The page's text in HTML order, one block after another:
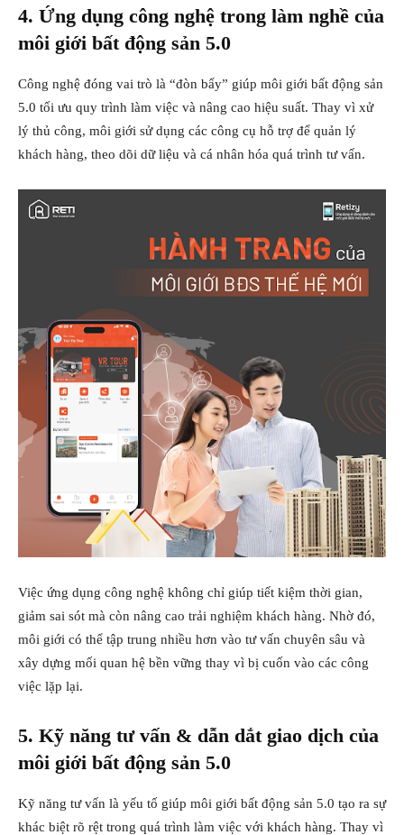
4. Ứng dụng công nghệ trong làm nghề của
môi giới bất động sản 5.0
Công nghệ đóng vai trò là “đòn bẩy” giúp môi giới bất động sản
5.0 tối ưu quy trình làm việc và nâng cao hiệu suất. Thay vì xử
lý thủ công, môi giới sử dụng các công cụ hỗ trợ để quản lý
khách hàng, theo dõi dữ liệu và cá nhân hóa quá trình tư vấn.
Việc ứng dụng công nghệ không chỉ giúp tiết kiệm thời gian,
giảm sai sót mà còn nâng cao trải nghiệm khách hàng. Nhờ đó,
môi giới có thể tập trung nhiều hơn vào tư vấn chuyên sâu và
xây dựng mối quan hệ bền vững thay vì bị cuốn vào các công
việc lặp lại.
5. Kỹ năng tư vấn & dẫn dắt giao dịch của
môi giới bất động sản 5.0
Kỹ năng tư vấn là yếu tố giúp môi giới bất động sản 5.0 tạo ra sự
khác biệt rõ rệt trong quá trình làm việc với khách hàng. Thay vì